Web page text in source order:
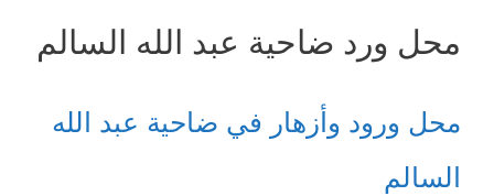
محل ورد ضاحية عبد الله السالم
محل ورود وأزهار في ضاحية عبد الله
السالم